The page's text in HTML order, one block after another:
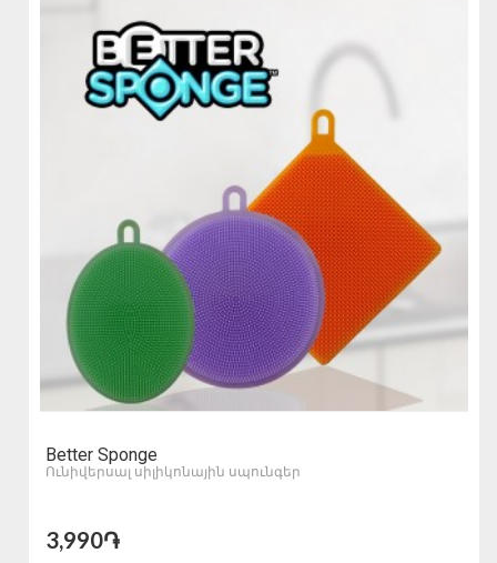
Better Sponge
Ունիվերսալ սիլիկոնային սպունգեր
3,990֏